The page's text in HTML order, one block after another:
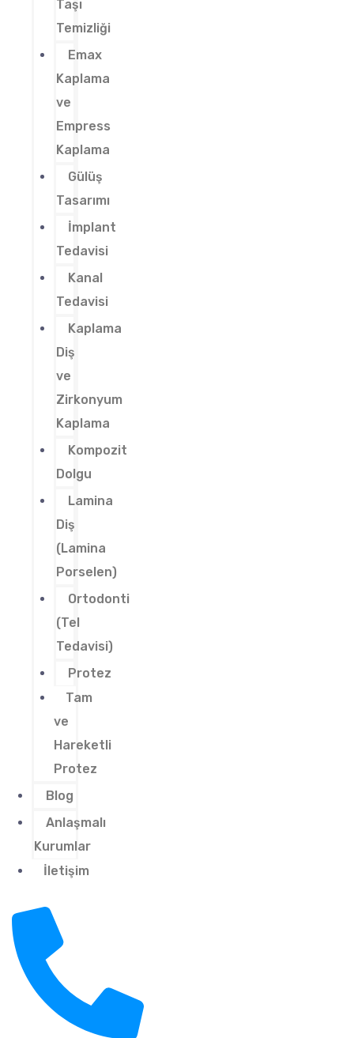
Taşı
Temizliği
Emax
Kaplama
ve
Empress
Kaplama
Gülüş
Tasarımı
İmplant
Tedavisi
Kanal
Tedavisi
Kaplama
Diş
ve
Zirkonyum
Kaplama
Kompozit
Dolgu
Lamina
Diş
(Lamina
Porselen)
Ortodonti
(Tel
Tedavisi)
Protez
Tam
ve
Hareketli
Protez
Blog
Anlaşmalı
Kurumlar
İletişim